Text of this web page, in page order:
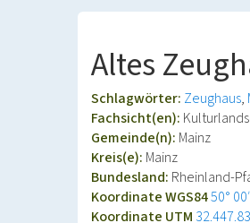
Altes
Schlagwörter: Zeughaus
Fachsicht(en):
Gemeinde(n): Mainz
Kreis(e): Mainz
Bundesland: Rheinland-
Koordinate WGS8450°
Koordinate UTM